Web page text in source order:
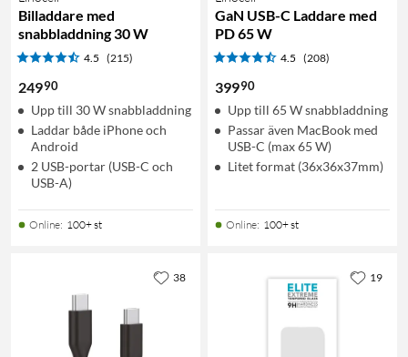
Billaddare med
snabbladdning 30 W
4.5 (215)
24990
Upp till 30 W snabbladdning
Laddar både iPhone och
Android
2 USB-portar (USB-C och
USB-A)
Online: 100+ st
GaN USB-C Laddare med
PD 65 W
4.5 (208)
39990
Upp till 65 W snabbladdning
Passar även MacBook med
USB-C (max 65 W)
Litet format (36x36x37mm)
Online: 100+ st
38 19